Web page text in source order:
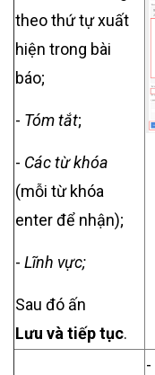
theo thứ tự xuất
hiện trong bài
báo;
- Tóm tắt;
- Các từ khóa
(mỗi từ khóa
enter để nhận);
- Lĩnh vực;
Sau đó ấn
Lưu và tiếp tục.
-